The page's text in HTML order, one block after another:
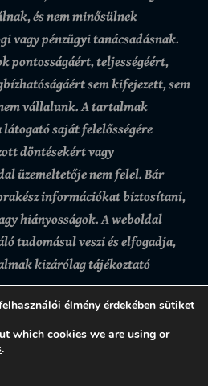
és nem minősülnek
vagy pénzügyi tanácsadásnak.
pontosságáért, teljességéért,
sem kifejezett, sem
vállalunk.A tartalmak
saját felelősségére
döntésekért vagy
üzemeltetője nem felel. Bár
információkat biztosítani,
hiányosságok.A weboldal
tudomásul veszi és elfogadja,
kizárólag tájékoztató
élmény érdekében sütiket
which cookies we are using or
.